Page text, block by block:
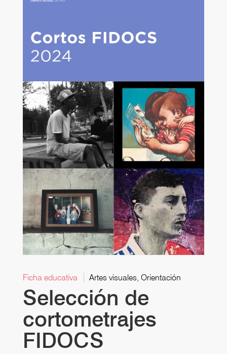
Ficha educativa Artes visuales, Orientación
Selección de
cortometrajes
FIDOCS